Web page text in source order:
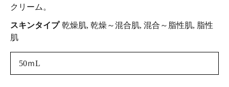
クリーム。
スキンタイプ 乾燥肌, 乾燥～混合肌, 混合～脂性肌, 脂性
肌
50ｍL